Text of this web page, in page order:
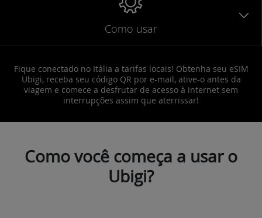
Como usar
Fique conectado no Itália a tarifas locais! Obtenha seu eSIM
Ubigi, receba seu código QR por e-mail, ative-o antes da
viagem e comece a desfrutar de acesso à internet sem
interrupções assim que aterrissar!
Como você começa a usar o
Ubigi?